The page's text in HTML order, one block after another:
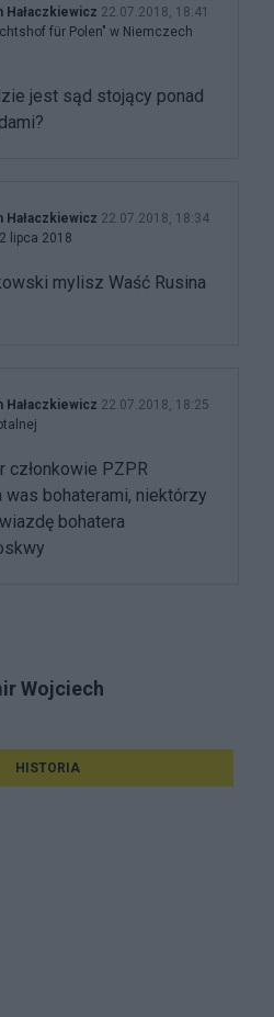
Hałaczkiewicz 22.07.2018, 18:41
für Polen" w Niemczech
jest sąd stojący ponad
Hałaczkiewicz 22.07.2018, 18:34
lipca 2018
mylisz Waść Rusina
Hałaczkiewicz 22.07.2018, 18:25
członkowie PZPR
bohaterami, niektórzy
bohatera
Wojciech
HISTORIA